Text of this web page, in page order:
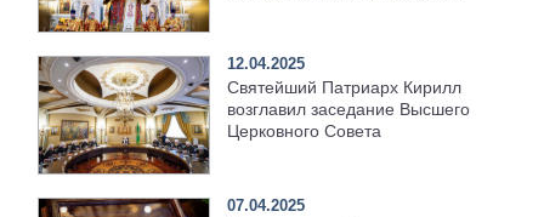
12.04.2025
Святейший Патриарх Кирилл
возглавил заседание Высшего
Церковного Совета
07.04.2025